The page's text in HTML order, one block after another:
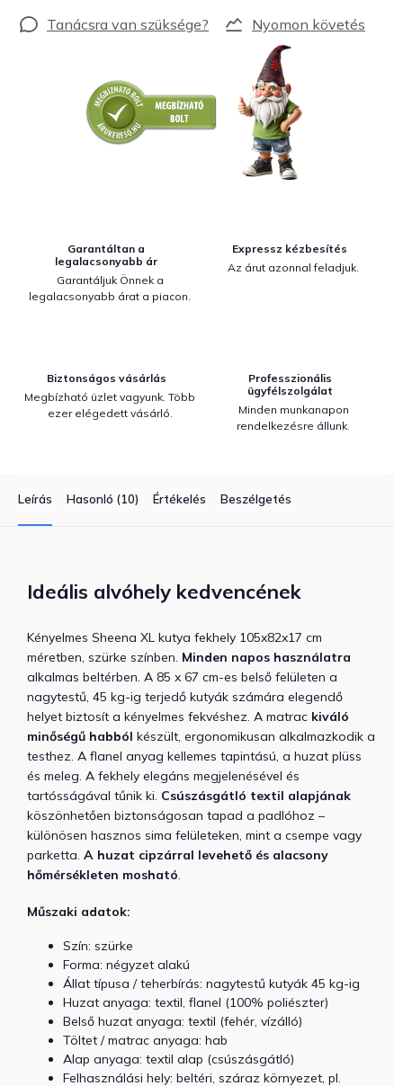
Nyomon követés
Garantáltan a
legalacsonyabb ár
Garantáljuk Önnek a
legalacsonyabb árat a piacon.
Expressz kézbesítés
Az árut azonnal feladjuk.
Biztonságos vásárlás
Megbízható üzlet vagyunk. Több
ezer elégedett vásárló.
Professzionális
ügyfélszolgálat
Minden munkanapon
rendelkezésre állunk.
Leírás Hasonló (10) Értékelés Beszélgetés
Ideális alvóhely kedvencének
Kényelmes Sheena XL kutya fekhely 105x82x17 cm
méretben, szürke színben. Minden napos használatra
alkalmas beltérben. A 85 x 67 cm-es belső felületen a
nagytestű, 45 kg-ig terjedő kutyák számára elegendő
helyet biztosít a kényelmes fekvéshez. A matrac kiváló
minőségű habból készült, ergonomikusan alkalmazkodik a
testhez. A flanel anyag kellemes tapintású, a huzat plüss
és meleg. A fekhely elegáns megjelenésével és
tartósságával tűnik ki. Csúszásgátló textil alapjának
köszönhetően biztonságosan tapad a padlóhoz –
különösen hasznos sima felületeken, mint a csempe vagy
parketta. A huzat cipzárral levehető és alacsony
hőmérsékleten mosható.
Műszaki adatok:
Szín: szürke
Forma: négyzet alakú
Állat típusa / teherbírás: nagytestű kutyák 45 kg-ig
Huzat anyaga: textil, flanel (100% poliészter)
Belső huzat anyaga: textil (fehér, vízálló)
Töltet / matrac anyaga: hab
Alap anyaga: textil alap (csúszásgátló)
Felhasználási hely: beltéri, száraz környezet, pl.